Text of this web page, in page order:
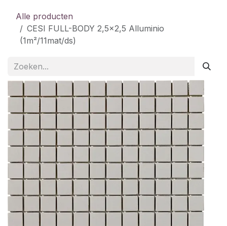
Alle producten
CESI FULL-BODY 2,5x2,5 Alluminio
(1m²/11mat/ds)